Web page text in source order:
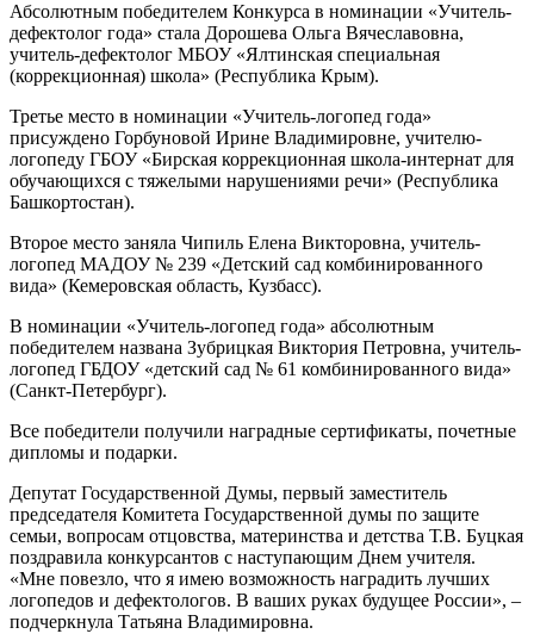
Абсолютным победителем Конкурса в номинации «Учитель-
дефектолог года» стала Дорошева Ольга Вячеславовна,
учитель-дефектолог МБОУ «Ялтинская специальная
(коррекционная) школа» (Республика Крым).
Третье место в номинации «Учитель-логопед года»
присуждено Горбуновой Ирине Владимировне, учителю-
логопеду ГБОУ «Бирская коррекционная школа-интернат для
обучающихся с тяжелыми нарушениями речи» (Республика
Башкортостан).
Второе место заняла Чипиль Елена Викторовна, учитель-
логопед МАДОУ № 239 «Детский сад комбинированного
вида» (Кемеровская область, Кузбасс).
В номинации «Учитель-логопед года» абсолютным
победителем названа Зубрицкая Виктория Петровна, учитель-
логопед ГБДОУ «детский сад № 61 комбинированного вида»
(Санкт-Петербург).
Все победители получили наградные сертификаты, почетные
дипломы и подарки.
Депутат Государственной Думы, первый заместитель
председателя Комитета Государственной думы по защите
семьи, вопросам отцовства, материнства и детства Т.В. Буцкая
поздравила конкурсантов с наступающим Днем учителя.
«Мне повезло, что я имею возможность наградить лучших
логопедов и дефектологов. В ваших руках будущее России», –
подчеркнула Татьяна Владимировна.